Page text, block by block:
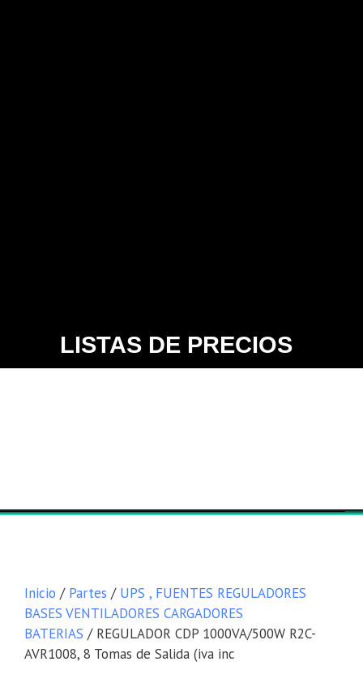
LISTAS DE PRECIOS
Inicio / Partes / UPS , FUENTES REGULADORES
BASES VENTILADORES CARGADORES
BATERIAS / REGULADOR CDP 1000VA/500W R2C-
AVR1008, 8 Tomas de Salida (iva inc